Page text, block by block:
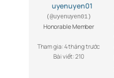
uyenuyen01
(@uyenuyen01)
Honorable Member
Tham gia: 4 tháng trước
Bài viết: 210